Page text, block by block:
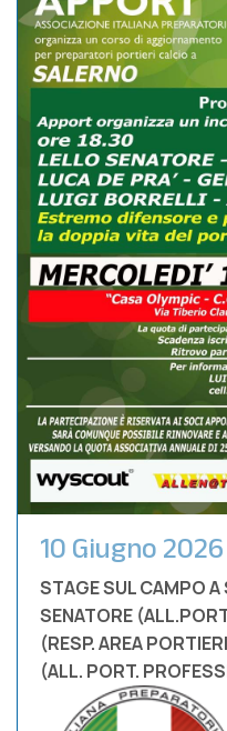
10 Giugno
STAGE SUL CAMPO
SENATORE
(RESP. AREA
(ALL. PORT.